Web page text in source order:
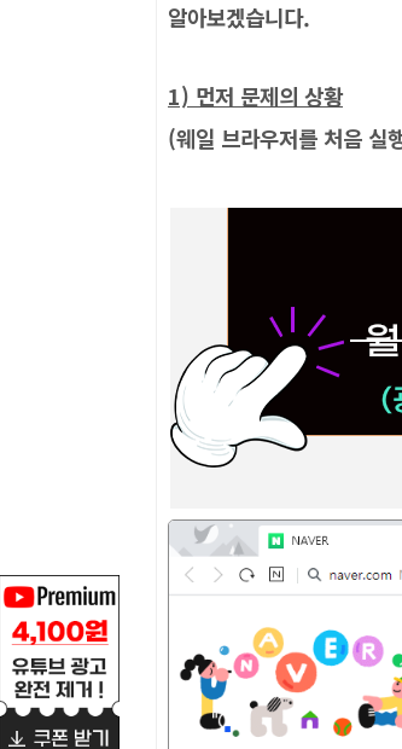
알아보겠습니다.
1) 먼저 문제의 상황
(웨일 브라우저를 처음 실